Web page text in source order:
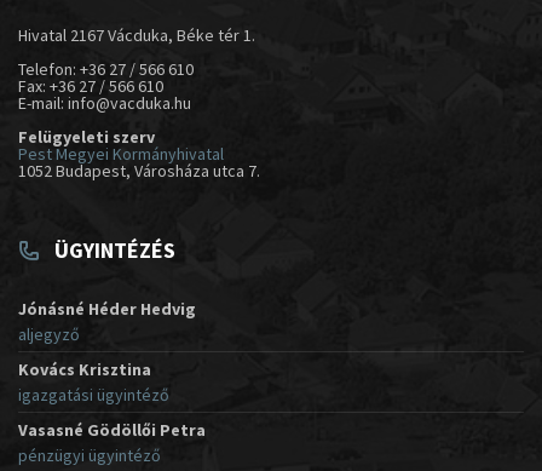
Hivatal 2167 Vácduka, Béke tér 1.
Telefon: +36 27 / 566 610
Fax: +36 27 / 566 610
E-mail: info@vacduka.hu
Felügyeleti szerv
Pest Megyei Kormányhivatal
1052 Budapest, Városháza utca 7.
ÜGYINTÉZÉS
Jónásné Héder Hedvig
aljegyző
Kovács Krisztina
igazgatási ügyintéző
Vasasné Gödöllői Petra
pénzügyi ügyintéző